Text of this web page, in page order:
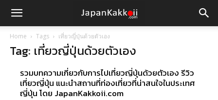
Home Tags เที่ยวญี่ปุ่นด้วยตัวเอง
Tag: เที่ยวญี่ปุ่นด้วยตัวเอง
รวมบทความเกี่ยวกับการไปเที่ยวญี่ปุ่นด้วยตัวเอง รีวิว
เที่ยวญี่ปุ่น แนะนำสถานที่ท่องเที่ยวที่น่าสนใจในประเทศ
ญี่ปุ่น โดย JapanKakkoii.com